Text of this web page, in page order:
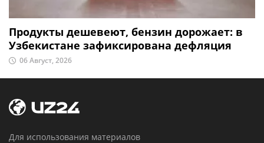
Продукты дешевеют, бензин дорожает: в
Узбекистане зафиксирована дефляция
06 Август, 2026
Для использования материалов